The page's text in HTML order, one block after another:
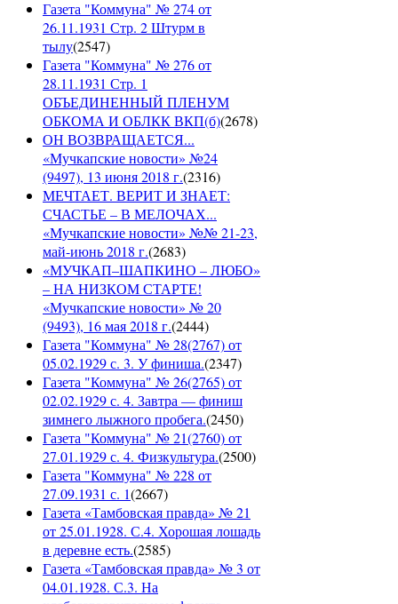
Газета "Коммуна" № 274 от
26.11.1931 Стр. 2 Штурм в
тылу(2547)
Газета "Коммуна" № 276 от
28.11.1931 Стр. 1
ОБЪЕДИНЕННЫЙ ПЛЕНУМ
ОБКОМА И ОБЛКК ВКП(б)(2678)
ОН ВОЗВРАЩАЕТСЯ...
«Мучкапские новости» №24
(9497), 13 июня 2018 г.(2316)
МЕЧТАЕТ. ВЕРИТ И ЗНАЕТ:
СЧАСТЬЕ – В МЕЛОЧАХ...
«Мучкапские новости» №№ 21-23,
май-июнь 2018 г.(2683)
«МУЧКАП–ШАПКИНО – ЛЮБО»
– НА НИЗКОМ СТАРТЕ!
«Мучкапские новости» № 20
(9493), 16 мая 2018 г.(2444)
Газета "Коммуна" № 28(2767) от
05.02.1929 с. 3. У финиша.(2347)
Газета "Коммуна" № 26(2765) от
02.02.1929 с. 4. Завтра — финиш
зимнего лыжного пробега.(2450)
Газета "Коммуна" № 21(2760) от
27.01.1929 с. 4. Физкультура.(2500)
Газета "Коммуна" № 228 от
27.09.1931 с. 1(2667)
Газета «Тамбовская правда» № 21
от 25.01.1928. С.4. Хорошая лошадь
в деревне есть.(2585)
Газета «Тамбовская правда» № 3 от
04.01.1928. С.3. На